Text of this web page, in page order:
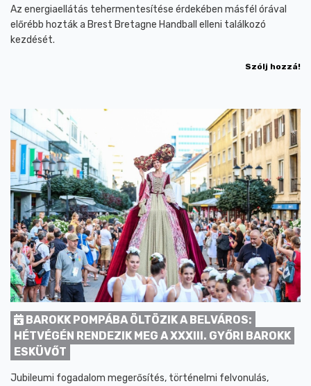
Az energiaellátás tehermentesítése érdekében másfél órával
előrébb hozták a Brest Bretagne Handball elleni találkozó
kezdését.
Szólj hozzá!
BAROKK POMPÁBA ÖLTÖZIK A BELVÁROS:
HÉTVÉGÉN RENDEZIK MEG A XXXIII. GYŐRI BAROKK
ESKÜVŐT
Jubileumi fogadalom megerősítés, történelmi felvonulás,